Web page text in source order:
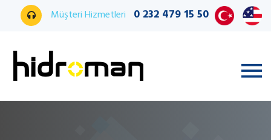
Müşteri Hizmetleri 0 232 479 15 50